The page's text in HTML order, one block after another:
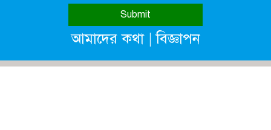
আমাদের কথা|বিজ্ঞাপন